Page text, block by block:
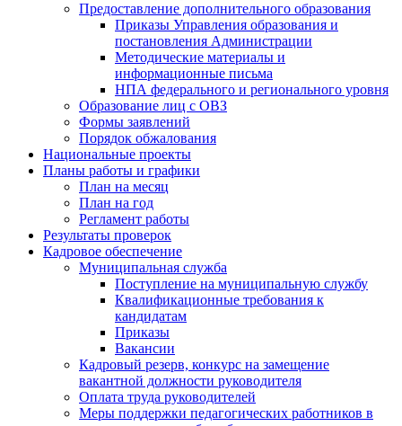
Предоставление дополнительного образования
Приказы Управления образования и
постановления Администрации
Методические материалы и
информационные письма
НПА федерального и регионального уровня
Образование лиц с ОВЗ
Формы заявлений
Порядок обжалования
Национальные проекты
Планы работы и графики
План на месяц
План на год
Регламент работы
Результаты проверок
Кадровое обеспечение
Муниципальная служба
Поступление на муниципальную службу
Квалификационные требования к
кандидатам
Приказы
Вакансии
Кадровый резерв, конкурс на замещение
вакантной должности руководителя
Оплата труда руководителей
Меры поддержки педагогических работников в